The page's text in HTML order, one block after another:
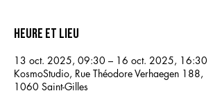
Heure et lieu
13 oct. 2025, 09:30 – 16 oct. 2025, 16:30
KosmoStudio, Rue Théodore Verhaegen 188,
1060 Saint-Gilles